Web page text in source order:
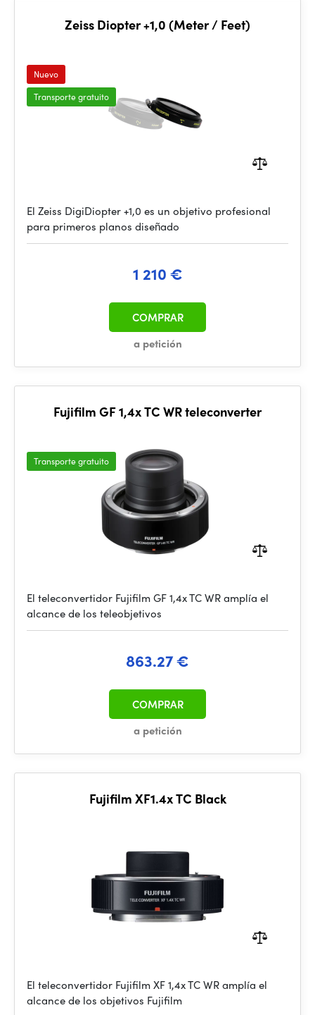
Zeiss Diopter +1,0 (Meter / Feet)
Nuevo
Transporte gratuito
El Zeiss DigiDiopter +1,0 es un objetivo profesional
para primeros planos diseñado
1 210 €
a petición
COMPRAR
Fujifilm GF 1,4x TC WR teleconverter
Transporte gratuito
El teleconvertidor Fujifilm GF 1,4x TC WR amplía el
alcance de los teleobjetivos
863.27 €
a petición
COMPRAR
Fujifilm XF1.4x TC Black
El teleconvertidor Fujifilm XF 1,4x TC WR amplía el
alcance de los objetivos Fujifilm